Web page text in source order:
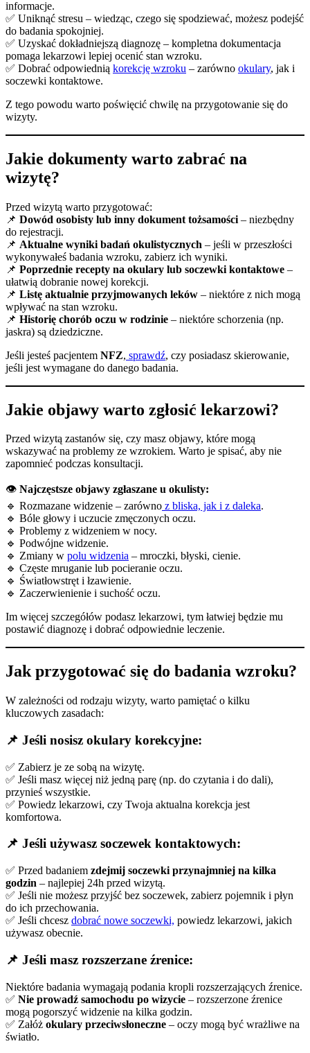
informacje.
✅ Uniknąć stresu – wiedząc, czego się spodziewać, możesz podejść
do badania spokojniej.
✅ Uzyskać dokładniejszą diagnozę – kompletna dokumentacja
pomaga lekarzowi lepiej ocenić stan wzroku.
✅ Dobrać odpowiednią korekcję wzroku – zarówno okulary, jak i
soczewki kontaktowe.
Z tego powodu warto poświęcić chwilę na przygotowanie się do
wizyty.
Jakie dokumenty warto zabrać na
wizytę?
Przed wizytą warto przygotować:
📌 Dowód osobisty lub inny dokument tożsamości – niezbędny
do rejestracji.
📌 Aktualne wyniki badań okulistycznych – jeśli w przeszłości
wykonywałeś badania wzroku, zabierz ich wyniki.
📌 Poprzednie recepty na okulary lub soczewki kontaktowe –
ułatwią dobranie nowej korekcji.
📌 Listę aktualnie przyjmowanych leków – niektóre z nich mogą
wpływać na stan wzroku.
📌 Historię chorób oczu w rodzinie – niektóre schorzenia (np.
jaskra) są dziedziczne.
Jeśli jesteś pacjentem NFZ, sprawdź, czy posiadasz skierowanie,
jeśli jest wymagane do danego badania.
Jakie objawy warto zgłosić lekarzowi?
Przed wizytą zastanów się, czy masz objawy, które mogą
wskazywać na problemy ze wzrokiem. Warto je spisać, aby nie
zapomnieć podczas konsultacji.
👁 Najczęstsze objawy zgłaszane u okulisty:
🔹 Rozmazane widzenie – zarówno z bliska, jak i z daleka.
🔹 Bóle głowy i uczucie zmęczonych oczu.
🔹 Problemy z widzeniem w nocy.
🔹 Podwójne widzenie.
🔹 Zmiany w polu widzenia – mroczki, błyski, cienie.
🔹 Częste mruganie lub pocieranie oczu.
🔹 Światłowstręt i łzawienie.
🔹 Zaczerwienienie i suchość oczu.
Im więcej szczegółów podasz lekarzowi, tym łatwiej będzie mu
postawić diagnozę i dobrać odpowiednie leczenie.
Jak przygotować się do badania wzroku?
W zależności od rodzaju wizyty, warto pamiętać o kilku
kluczowych zasadach:
📌 Jeśli nosisz okulary korekcyjne:
✅ Zabierz je ze sobą na wizytę.
✅ Jeśli masz więcej niż jedną parę (np. do czytania i do dali),
przynieś wszystkie.
✅ Powiedz lekarzowi, czy Twoja aktualna korekcja jest
komfortowa.
📌 Jeśli używasz soczewek kontaktowych:
✅ Przed badaniem zdejmij soczewki przynajmniej na kilka
godzin – najlepiej 24h przed wizytą.
✅ Jeśli nie możesz przyjść bez soczewek, zabierz pojemnik i płyn
do ich przechowania.
✅ Jeśli chcesz dobrać nowe soczewki, powiedz lekarzowi, jakich
używasz obecnie.
📌 Jeśli masz rozszerzane źrenice:
Niektóre badania wymagają podania kropli rozszerzających źrenice.
✅ Nie prowadź samochodu po wizycie – rozszerzone źrenice
mogą pogorszyć widzenie na kilka godzin.
✅ Załóż okulary przeciwsłoneczne – oczy mogą być wrażliwe na
światło.